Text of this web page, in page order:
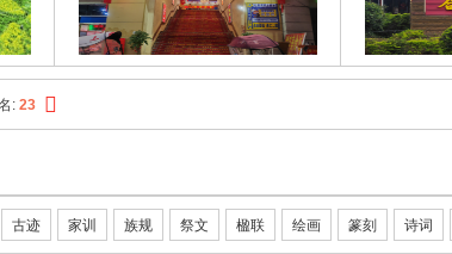
: 23
古迹 家训 族规 祭文 楹联 绘画 篆刻 诗词